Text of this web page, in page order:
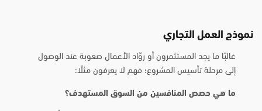
نموذج العمل التجاري
غالبًا ما يجد المستثمرون أو روّاد الأعمال صعوبة عند الوصول
إلى مرحلة تأسيس المشروع؛ فهم لا يعرفون مثلًا:
ما هي حصص المنافسين من السوق المستهدف؟